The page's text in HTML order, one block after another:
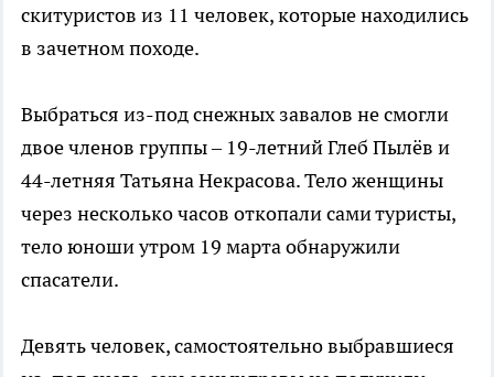
скитуристов из 11 человек, которые находились
в зачетном походе.
Выбраться из-под снежных завалов не смогли
двое членов группы – 19-летний Глеб Пылёв и
44-летняя Татьяна Некрасова. Тело женщины
через несколько часов откопали сами туристы,
тело юноши утром 19 марта обнаружили
спасатели.
Девять человек, самостоятельно выбравшиеся